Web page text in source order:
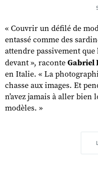
« Couvrir un défilé de
entassé comme des
attendre passivement
devant », raconte Gabriel
en Italie. « La
chasse aux images. Et
n’avez jamais à aller
modèles. »